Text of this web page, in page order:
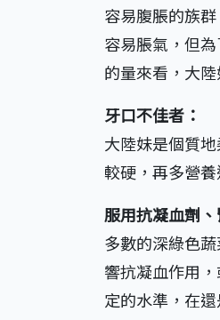
容易腹脹的族
容易脹氣，但
的量來看，大
牙口不佳者：
大陸妹是個質
較硬，再多營
服用抗凝血劑、
多數的深綠色
響抗凝血作用
定的水準，在